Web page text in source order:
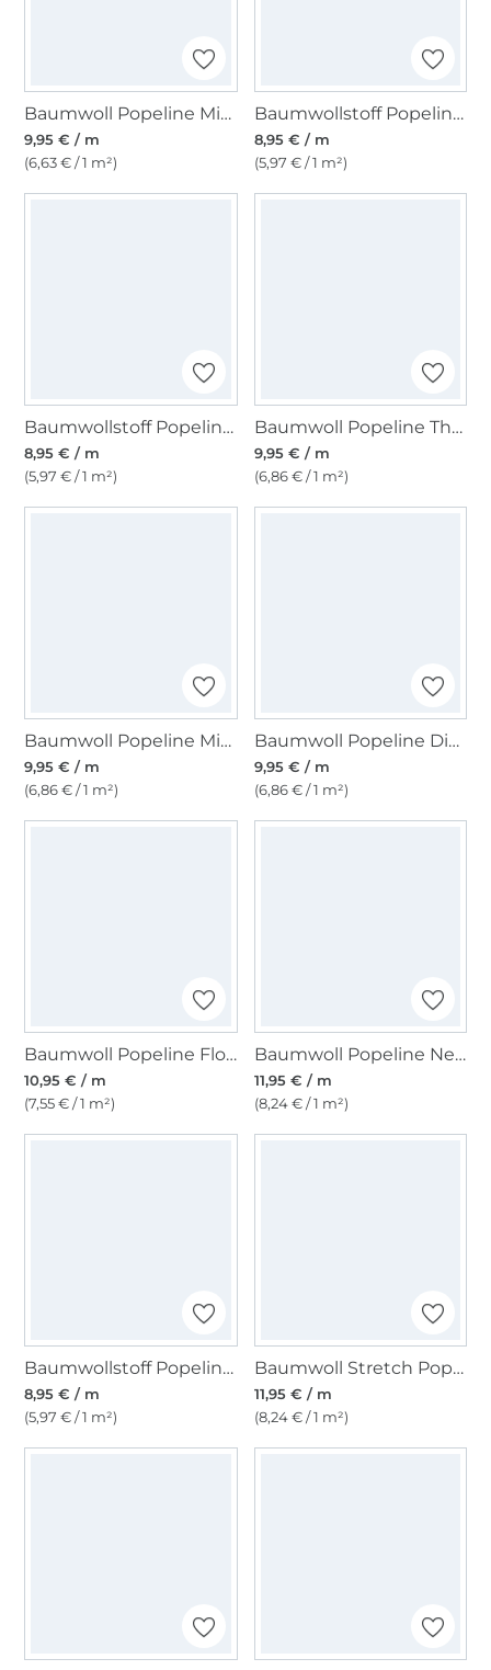
Baumwoll Popeline Mini Tupfen, taubenblau
9,95 € / m
(6,63 € / 1 m²)
Baumwollstoff Popeline rosa
8,95 € / m
(5,97 € / 1 m²)
Baumwollstoff Popeline dunkelpink
8,95 € / m
(5,97 € / 1 m²)
Baumwoll Popeline The Dots, weiß
9,95 € / m
(6,86 € / 1 m²)
Baumwoll Popeline Mini Spots, rosé
9,95 € / m
(6,86 € / 1 m²)
Baumwoll Popeline Dinos, wollweiß
9,95 € / m
(6,86 € / 1 m²)
Baumwoll Popeline Flower Tendrils, blau
10,95 € / m
(7,55 € / 1 m²)
Baumwoll Popeline Nerida Hansen Big Flower, helloliv
11,95 € / m
(8,24 € / 1 m²)
Baumwollstoff Popeline, silbergrau
8,95 € / m
(5,97 € / 1 m²)
Baumwoll Stretch Popeline, weiß
11,95 € / m
(8,24 € / 1 m²)